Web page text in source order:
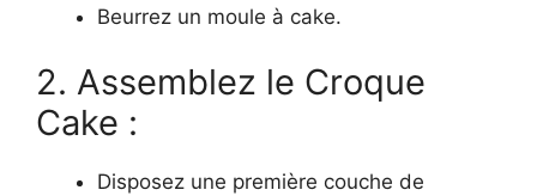
Beurrez un moule à cake.
2. Assemblez le Croque
Cake :
Disposez une première couche de